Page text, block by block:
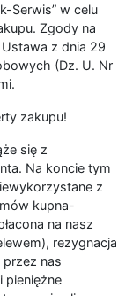
Serwis” w celu
Zgody na
z dnia 29
(Dz. U. Nr
zakupu!
się z
Na koncie tym
z
kupna-
na nasz
rezygnacja
nas
pieniężne